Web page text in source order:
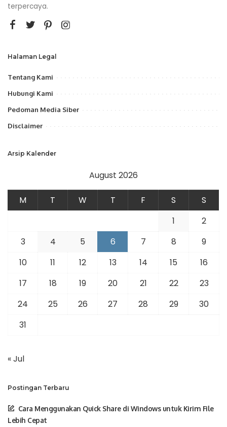
terpercaya.
Halaman Legal
Tentang Kami
Hubungi Kami
Pedoman Media Siber
Disclaimer
Arsip Kalender
August 2026
M T W T F S
S
1
2
3
4 5 6 7 8
9
10
11 12 13 14 15
16
17
18 19 20 21 22
23
24
25 26 27 28 29
30
31
« Jul
Postingan Terbaru
Cara Menggunakan Quick Share di Windows untuk Kirim File
Lebih Cepat